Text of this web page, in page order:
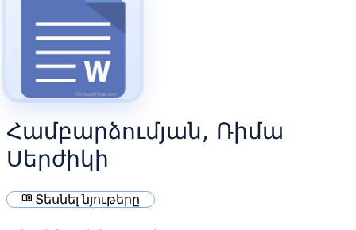
Համբարձումյան, Ռիմա
Սերժիկի
menu_book Տեսնել նյութերը